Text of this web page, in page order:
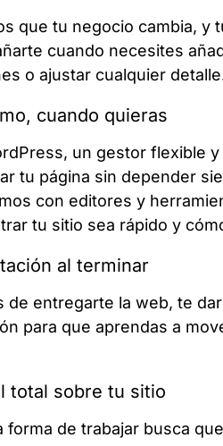
que tu negocio cambia, y
cuando necesites
o ajustar cualquier
cuando quieras
un gestor flexible
tu página sin depender
con editores y
tu sitio sea rápido y
al terminar
de entregarte la web, te
para que aprendas a
total sobre tu sitio
forma de trabajar busca